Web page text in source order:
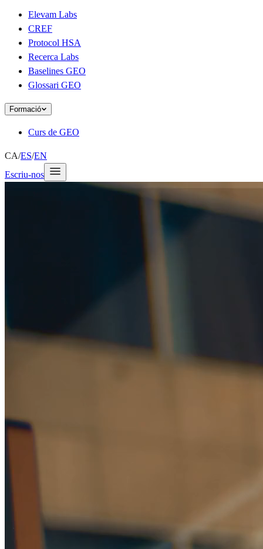
Elevam Labs
CREF
Protocol HSA
Recerca Labs
Baselines GEO
Glossari GEO
Formació
Curs de GEO
CA/ES/EN
Escriu-nos